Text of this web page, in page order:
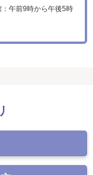
午前9時から午後5時